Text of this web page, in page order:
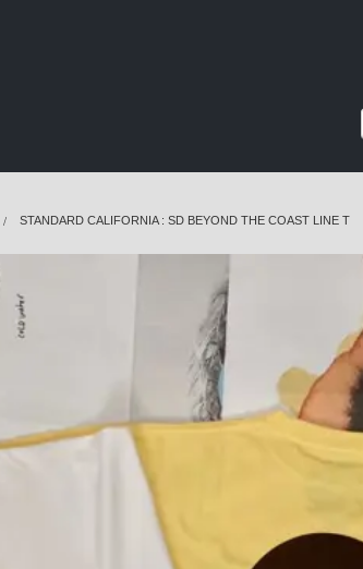
STANDARD CALIFORNIA : SD BEYOND THE COAST LINE T